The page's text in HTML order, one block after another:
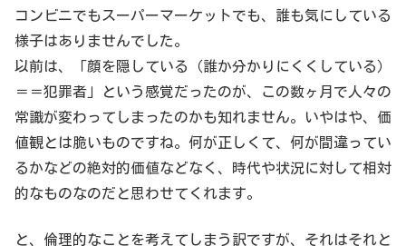
コンビニでもスーパーマーケットでも、誰も気にしている
様子はありませんでした。
以前は、「顔を隠している（誰か分かりにくくしている）
＝＝犯罪者」という感覚だったのが、この数ヶ月で人々の
常識が変わってしまったのかも知れません。いやはや、価
値観とは脆いものですね。何が正しくて、何が間違ってい
るかなどの絶対的価値などなく、時代や状況に対して相対
的なものなのだと思わせてくれます。
と、倫理的なことを考えてしまう訳ですが、それはそれと